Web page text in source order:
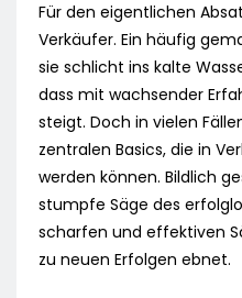
Für den eigentlichen
Verkäufer. Ein häufig
sie schlicht ins kalte
dass mit wachsender
steigt. Doch in vielen
zentralen Basics, die in
werden können. Bildlich
stumpfe Säge des
scharfen und effektiven
zu neuen Erfolgen ebnet.